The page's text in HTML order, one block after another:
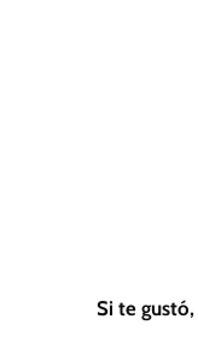
Si te gustó,